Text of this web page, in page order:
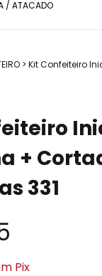
/ ATACADO
> Kit Confeiteiro
+
331
Pix